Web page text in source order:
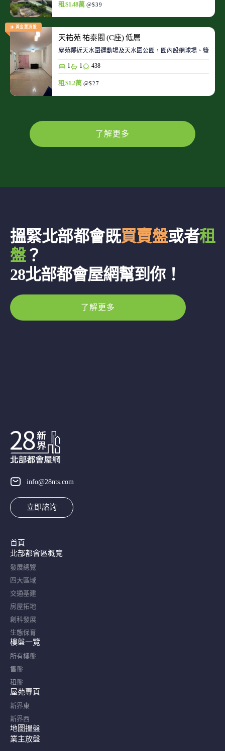
租 $1.48萬 @$39
黃金置頂盤
天祐苑 祐泰閣 (C座) 低層
屋苑鄰近天水圍運動場及天水圍公園，園內設網球場、籃球
1 1 438
租 $1.2萬 @$27
了解更多
搵緊北部都會既買賣盤或者租
盤？
28北部都會屋網幫到你！
了解更多
info@28nts.com
立即諮詢
首頁
北部都會區概覽​
發展總覽
四大區域
交通基建
房屋拓地
創科發展
生態保育
樓盤一覽
所有樓盤
售盤
租盤
屋苑專頁
新界東
新界西
地圖搵盤
業主放盤